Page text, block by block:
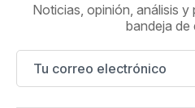
Noticias, opinión, análisis
bandeja de